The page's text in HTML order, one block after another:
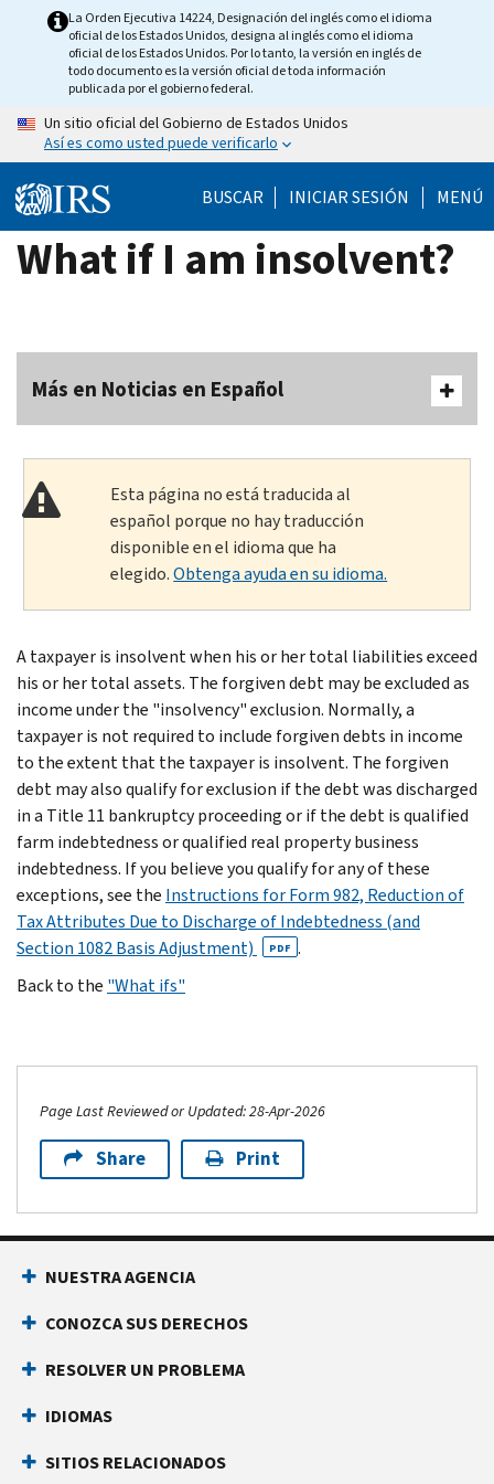
La Orden Ejecutiva 14224, Designación del inglés como el idioma
oficial de los Estados Unidos, designa al inglés como el idioma
oficial de los Estados Unidos. Por lo tanto, la versión en inglés de
todo documento es la versión oficial de toda información
publicada por el gobierno federal.
Un sitio oficial del Gobierno de Estados Unidos
Así es como usted puede verificarlo
BUSCAR INICIAR SESIÓN MENÚ
What if I am insolvent?
Más en Noticias en Español
Esta página no está traducida al
español porque no hay traducción
disponible en el idioma que ha
elegido.Obtenga ayuda en su idioma.
A taxpayer is insolvent when his or her total liabilities exceed
his or her total assets. The forgiven debt may be excluded as
income under the "insolvency" exclusion. Normally, a
taxpayer is not required to include forgiven debts in income
to the extent that the taxpayer is insolvent. The forgiven
debt may also qualify for exclusion if the debt was discharged
in a Title 11 bankruptcy proceeding or if the debt is qualified
farm indebtedness or qualified real property business
indebtedness. If you believe you qualify for any of these
exceptions, see the Instructions for Form 982, Reduction of
Tax Attributes Due to Discharge of Indebtedness (and
Section 1082 Basis Adjustment)
PDF .
Back to the "What ifs"
Page Last Reviewed or Updated: 28-Apr-2026
Share Print
NUESTRA AGENCIA
CONOZCA SUS DERECHOS
RESOLVER UN PROBLEMA
IDIOMAS
SITIOS RELACIONADOS